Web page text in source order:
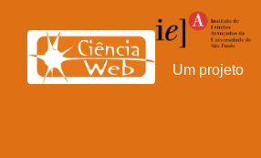
para
conteúdo
Um projeto